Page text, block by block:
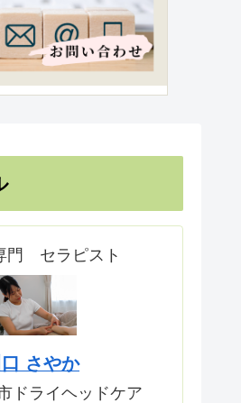
門 セラピスト
口 さやか
ドライヘッドケア